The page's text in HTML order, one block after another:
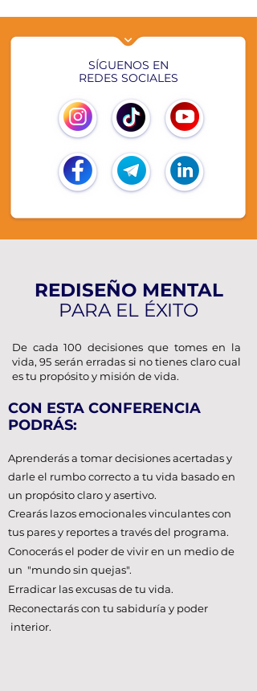
SÍGUENOS EN
REDES SOCIALES
REDISEÑO MENTAL
PARA EL ÉXITO
De cada 100 decisiones que tomes en la
vida, 95 serán erradas si no tienes claro cual
es tu propósito y misión de vida.
CON ESTA CONFERENCIA
PODRÁS:
Aprenderás a tomar decisiones acertadas y
darle el rumbo correcto a tu vida basado en
un propósito claro y asertivo.
Crearás lazos emocionales vinculantes con
tus pares y reportes a través del programa.
Conocerás el poder de vivir en un medio de
un "mundo sin quejas".
Erradicar las excusas de tu vida.
Reconectarás con tu sabiduría y poder
interior.